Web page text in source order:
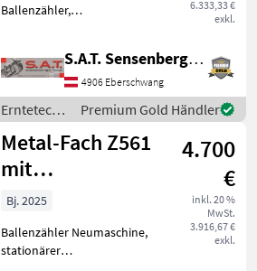
6.333,33 €
exkl.
Ballenzähler,
Ballenwickelmaschine Z
237 - mit Ladearm - für
Folien von 500 und 750 mm
- Gewicht ca 950 kg -
S.A.T. Sensenberger Agrar-Technik
4906 Eberschwang
Erntetechnik
Grünland /
Metal-Fach
Premium Gold Händler
Metal-Fach Z561
mit
Elektroantrieb
4.700
€
inkl. 20 %
MwSt.
3.916,67 €
exkl.
Bj. 2025
Ballenzähler Neumaschine,
stationärer